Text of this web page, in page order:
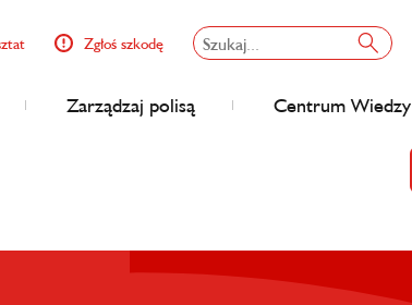
Zgłoś szkodę
Zarządzaj polisą Centrum Wiedzy